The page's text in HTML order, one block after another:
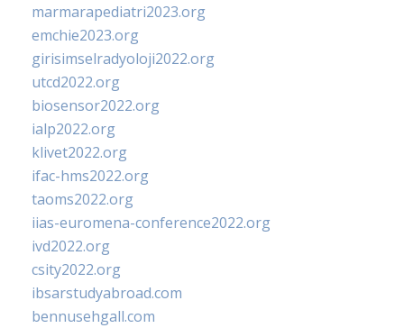
marmarapediatri2023.org
emchie2023.org
girisimselradyoloji2022.org
utcd2022.org
biosensor2022.org
ialp2022.org
klivet2022.org
ifac-hms2022.org
taoms2022.org
iias-euromena-conference2022.org
ivd2022.org
csity2022.org
ibsarstudyabroad.com
bennusehgall.com